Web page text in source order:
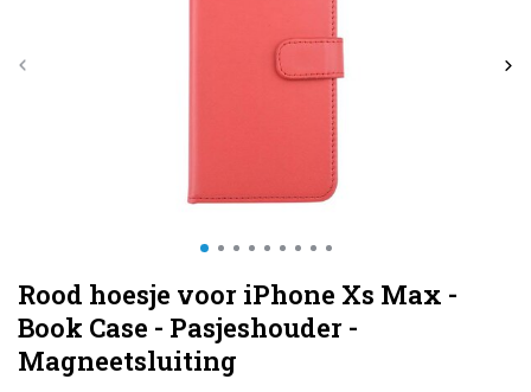
Rood hoesje voor iPhone Xs Max -
Book Case - Pasjeshouder -
Magneetsluiting